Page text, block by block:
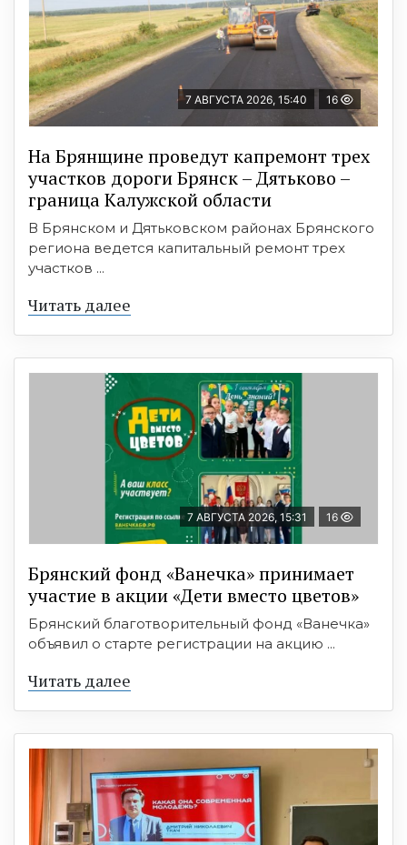
7 АВГУСТА 2026, 15:40 16
На Брянщине проведут капремонт трех
участков дороги Брянск – Дятьково –
граница Калужской области
В Брянском и Дятьковском районах Брянского
региона ведется капитальный ремонт трех
участков ...
Читать далее
7 АВГУСТА 2026, 15:31 16
Брянский фонд «Ванечка» принимает
участие в акции «Дети вместо цветов»
Брянский благотворительный фонд «Ванечка»
объявил о старте регистрации на акцию ...
Читать далее